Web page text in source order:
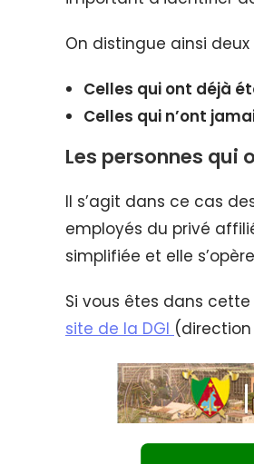
On distingue ainsi
Celles qui ont déjà
Celles qui n’ont
Les personnes qui
Il s’agit dans ce cas
employés du privé
simplifiée et elle
Si vous êtes dans
site de la DGI